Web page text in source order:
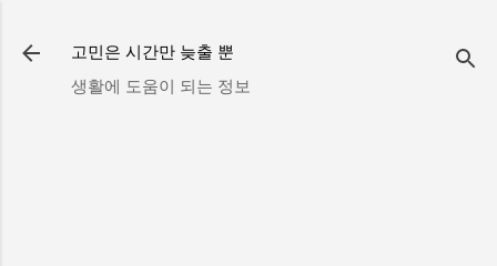
고민은 시간만 늦출 뿐
생활에 도움이 되는 정보